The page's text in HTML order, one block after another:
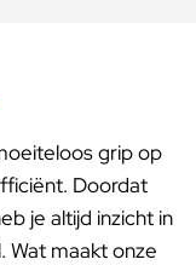
grip op
Doordat
je altijd inzicht in
Wat maakt onze